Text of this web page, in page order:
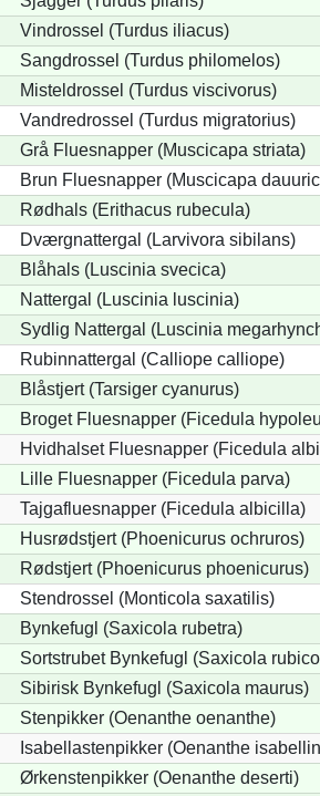
Vindrossel (Turdus iliacus)
Sangdrossel (Turdus philomelos)
Misteldrossel (Turdus viscivorus)
Vandredrossel (Turdus migratorius)
Grå Fluesnapper (Muscicapa striata)
Brun Fluesnapper (Muscicapa
Rødhals (Erithacus rubecula)
Dværgnattergal (Larvivora sibilans)
Blåhals (Luscinia svecica)
Nattergal (Luscinia luscinia)
Sydlig Nattergal (Luscinia
Rubinnattergal (Calliope calliope)
Blåstjert (Tarsiger cyanurus)
Broget Fluesnapper (Ficedula
Hvidhalset Fluesnapper (Ficedula
Lille Fluesnapper (Ficedula parva)
Tajgafluesnapper (Ficedula albicilla)
Husrødstjert (Phoenicurus ochruros)
Rødstjert (Phoenicurus phoenicurus)
Stendrossel (Monticola saxatilis)
Bynkefugl (Saxicola rubetra)
Sortstrubet Bynkefugl (Saxicola
Sibirisk Bynkefugl (Saxicola maurus)
Stenpikker (Oenanthe oenanthe)
Isabellastenpikker (Oenanthe
Ørkenstenpikker (Oenanthe deserti)